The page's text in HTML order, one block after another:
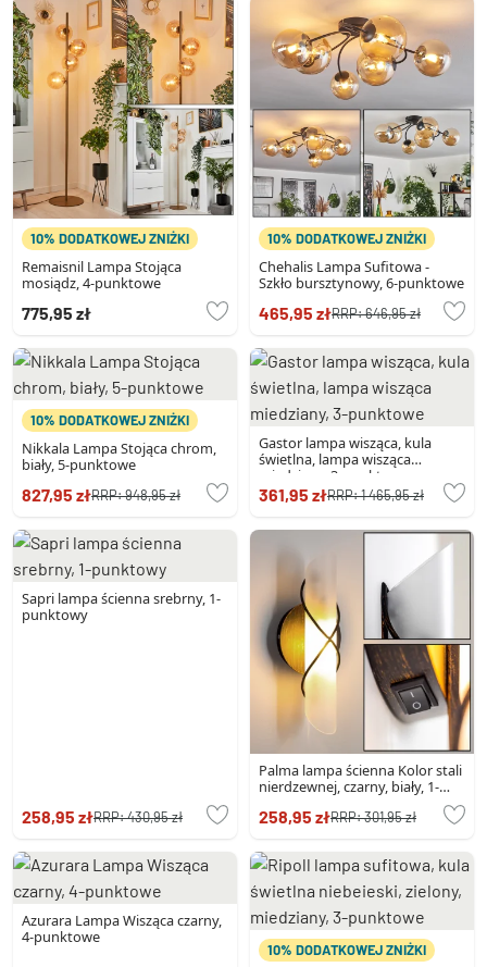
10% DODATKOWEJ ZNIŻKI
Remaisnil Lampa Stojąca
mosiądz, 4-punktowe
775,95 zł
10% DODATKOWEJ ZNIŻKI
Chehalis Lampa Sufitowa -
Szkło bursztynowy, 6-punktowe
465,95 złRRP:646,95 zł
10% DODATKOWEJ ZNIŻKI
Nikkala Lampa Stojąca chrom,
biały, 5-punktowe
827,95 złRRP:948,95 zł
Gastor lampa wisząca, kula
świetlna, lampa wisząca
miedziany, 3-punktowe
361,95 złRRP:1 465,95 zł
Sapri lampa ścienna srebrny, 1-
punktowy
258,95 złRRP:430,95 zł
Palma lampa ścienna Kolor stali
nierdzewnej, czarny, biały, 1-
258,95 złRRP:301,95 zł
Azurara Lampa Wisząca czarny,
4-punktowe
10% DODATKOWEJ ZNIŻKI